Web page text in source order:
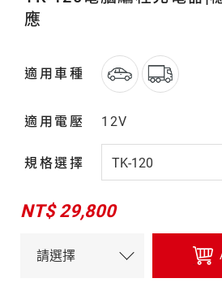
應
適用車種
適用電壓 12V
規格選擇
NT$ 29,800